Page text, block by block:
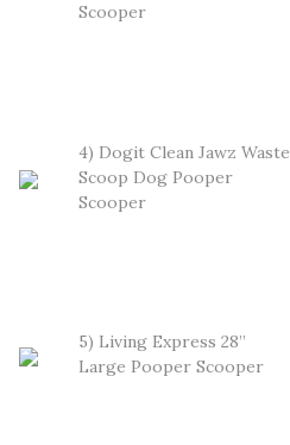
Scooper
4) Dogit Clean Jawz Waste
Scoop Dog Pooper
Scooper
5) Living Express 28”
Large Pooper Scooper